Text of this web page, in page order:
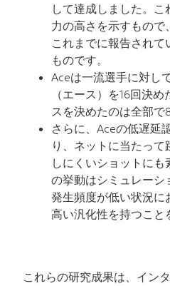
して達成しました。
力の高さを示すもの
これまでに報告され
ものです。
Aceは一流選手に対し
（エース）を16回決め
スを決めたのは全部で
さらに、 Aceの低遅延
り、ネットに当たっ
しにくいショットに
の挙動はシミュレーシ
発生頻度が低い状況に
高い汎化性を持つこと
これらの研究成果は、イン